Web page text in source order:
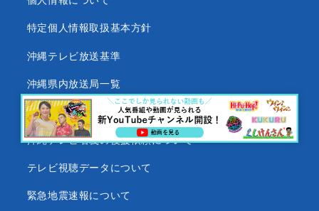
特定個人情報取扱基本方針
沖縄テレビ放送基準
沖縄県内放送局一覧
番組審議会
沖縄テレビ名義の後援依頼について
テレビ視聴データについて
緊急地震速報について